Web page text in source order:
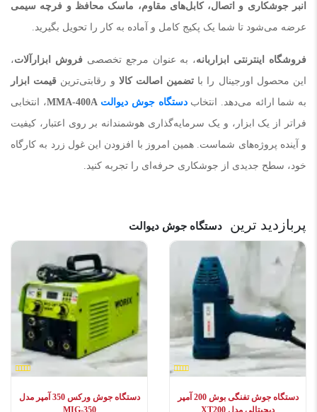
انبر جوشکاری و اتصال، کابل‌های مقاوم، ماسک محافظ و فرچه سیمی
عرضه می‌شود تا شما یک پکیج کامل و آماده به کار را تحویل بگیرید.
فروشگاه اینترنتی ابزاربانه، به عنوان مرجع تخصصیفروش ابزارآلات،
این محصول اورجینال را با تضمین اصالت کالا و رقابتی‌ترین قیمت ابزار
به شما ارائه می‌دهد. انتخابدستگاه جوش دیوالت MMA-400A، انتخابی
فراتر از یک ابزار، و یک سرمایه‌گذاری هوشمندانه بر روی اعتبار، کیفیت
و آینده پروژه‌های شماست. همین امروز با افزودن این غول زرد به کارگاه
خود، سطح جدیدی از جوشکاری حرفه‌ای را تجربه کنید.
پربازدید ترین دستگاه جوش دیوالت
دستگاه جوش تفنگی بوش 200 آمپر
دیجیتالی مدل XT200
دستگاه جوش ورکس 350 آمپر مدل
MIG-350